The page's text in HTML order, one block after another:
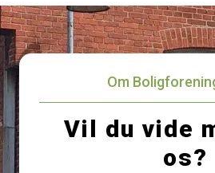
Om
Vil du vide
os?